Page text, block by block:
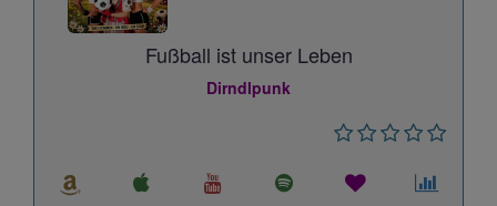
Fußball ist unser Leben
Dirndlpunk